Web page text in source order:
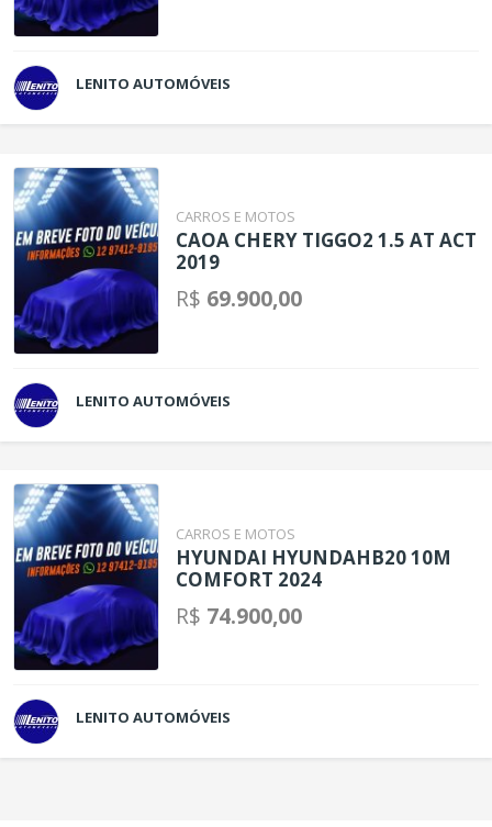
LENITO AUTOMÓVEIS
CARROS E MOTOS
CAOA CHERY TIGGO2 1.5 AT ACT
2019
R$ 69.900,00
LENITO AUTOMÓVEIS
CARROS E MOTOS
HYUNDAI HYUNDAHB20 10M
COMFORT 2024
R$ 74.900,00
LENITO AUTOMÓVEIS